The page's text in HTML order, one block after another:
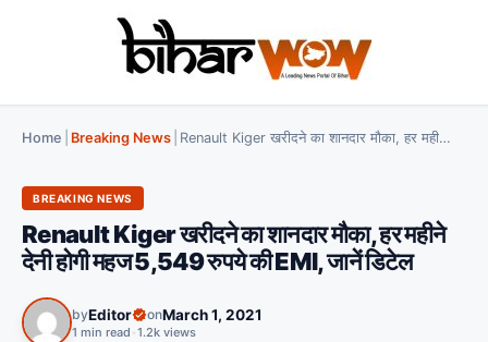
Home Breaking News Renault Kiger खरीदने का शानदार मौका, हर महीने देनी होगी महज 5,549 रुपये की EMI, जानें डिटेल
BREAKING NEWS
Renault Kiger खरीदने का शानदार मौका, हर महीने
देनी होगी महज 5,549 रुपये की EMI, जानें डिटेल
byEditor onMarch 1, 2021
1 min read 1.2k views